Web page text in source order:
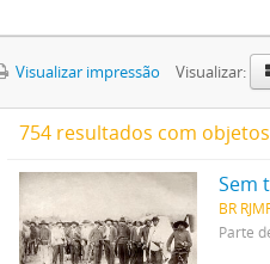
Visualizar impressão Visualizar:
754 resultados com
Sem
BR
Parte